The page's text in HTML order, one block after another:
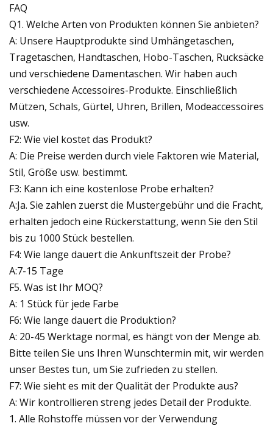
FAQ
Q1. Welche Arten von Produkten können Sie anbieten?
A: Unsere Hauptprodukte sind Umhängetaschen,
Tragetaschen, Handtaschen, Hobo-Taschen, Rucksäcke
und verschiedene Damentaschen. Wir haben auch
verschiedene Accessoires-Produkte. Einschließlich
Mützen, Schals, Gürtel, Uhren, Brillen, Modeaccessoires
usw.
F2: Wie viel kostet das Produkt?
A: Die Preise werden durch viele Faktoren wie Material,
Stil, Größe usw. bestimmt.
F3: Kann ich eine kostenlose Probe erhalten?
A:Ja. Sie zahlen zuerst die Mustergebühr und die Fracht,
erhalten jedoch eine Rückerstattung, wenn Sie den Stil
bis zu 1000 Stück bestellen.
F4: Wie lange dauert die Ankunftszeit der Probe?
A:7-15 Tage
F5. Was ist Ihr MOQ?
A: 1 Stück für jede Farbe
F6: Wie lange dauert die Produktion?
A: 20-45 Werktage normal, es hängt von der Menge ab.
Bitte teilen Sie uns Ihren Wunschtermin mit, wir werden
unser Bestes tun, um Sie zufrieden zu stellen.
F7: Wie sieht es mit der Qualität der Produkte aus?
A: Wir kontrollieren streng jedes Detail der Produkte.
1. Alle Rohstoffe müssen vor der Verwendung